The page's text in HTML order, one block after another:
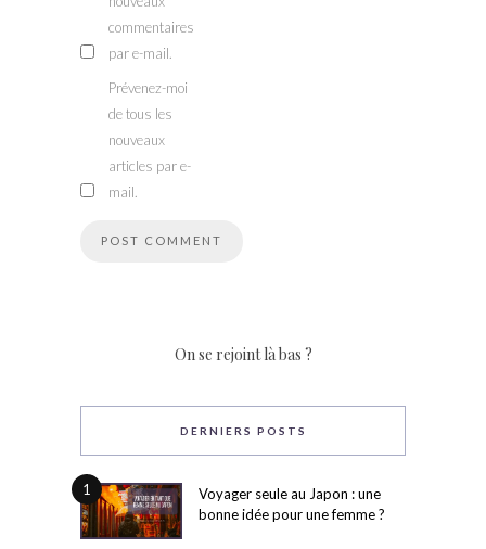
commentaires
par e-mail.
Prévenez-moi
de tous les
nouveaux
articles par e-
mail.
On se rejoint là bas ?
DERNIERS POSTS
1
Voyager seule au Japon : une
bonne idée pour une femme ?